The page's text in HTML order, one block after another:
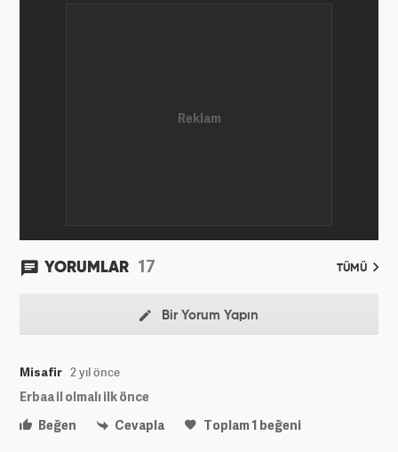
ve teknoloji kategorilerinde birçok haber ve
YORUMLAR 17 TÜMÜ
Bir Yorum Yapın
Misafir 2 yıl önce
Erbaa il olmalı ilk önce
Beğen
Cevapla Toplam1 beğeni